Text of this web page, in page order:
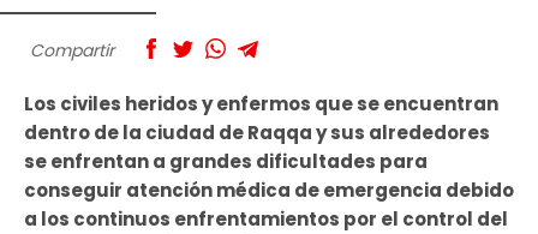
Compartir
Los civiles heridos y enfermos que se encuentran
dentro de la ciudad de Raqqa y sus alrededores
se enfrentan a grandes dificultades para
conseguir atención médica de emergencia debido
a los continuos enfrentamientos por el control del